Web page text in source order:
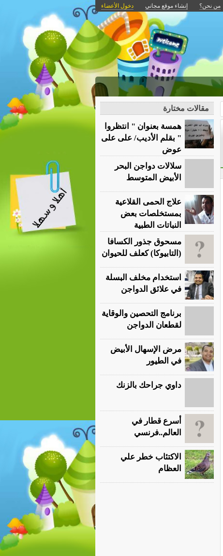
من نحن؟ إنشاء موقع مجاني دخول الأعضاء
مقالات مختارة
همسة بعنوان " انتظروا
" بقلم الأديب/ على على
عوض
سلالات دواجن البحر
الأبيض المتوسط
علاج الحمى القلاعية
بمستخلصات بعض
النباتات الطبية
مسحوق جذور الكسافا
(التابيوكا) كعلف للحيوان
استخدام مخلف البسلة
في علائق الدواجن
برنامج التحصين والوقاية
لقطعان الدواجن
مرض الإسهال الأبيض
في الطيور
داوي جراحك بالزنك
أسرع قطار في
العالم‏..‏فرنسي
الاكتئاب خطر علي
العظام